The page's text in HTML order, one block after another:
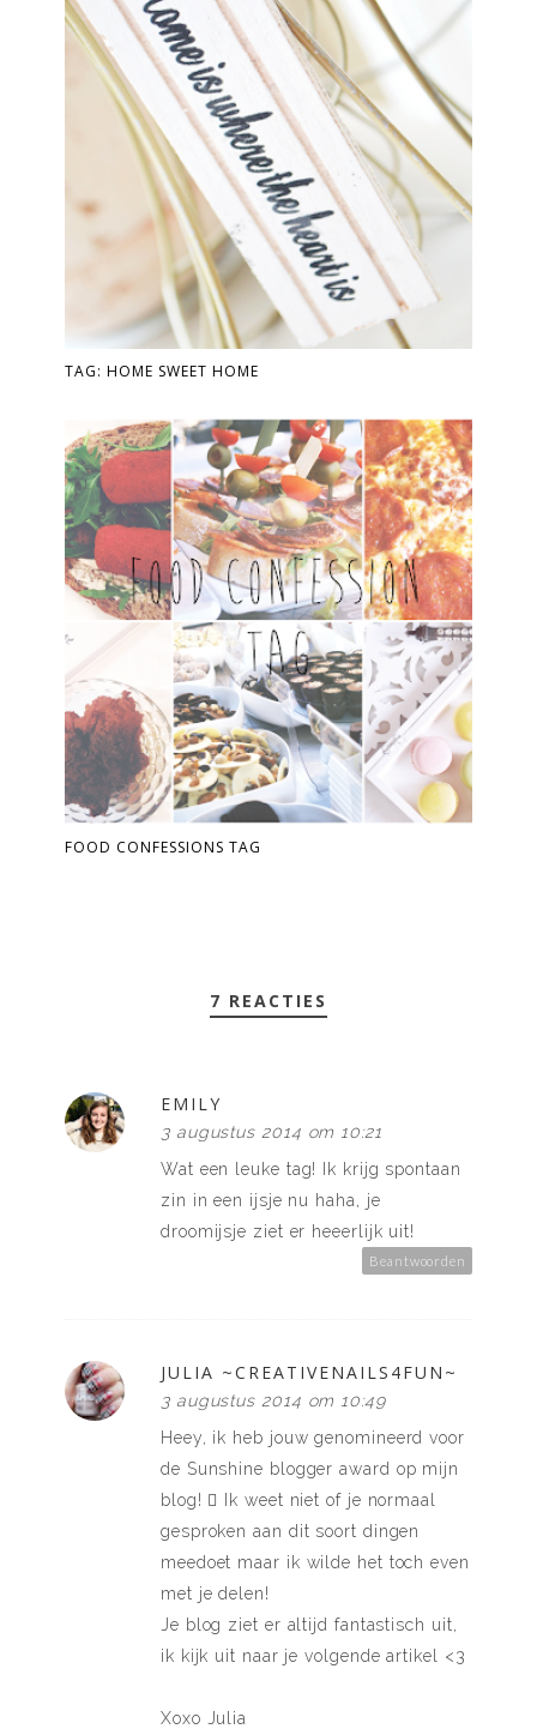
TAG: HOME SWEET HOME
FOOD CONFESSIONS TAG
7 REACTIES
EMILY
3 augustus 2014 om 10:21
Wat een leuke tag! Ik krijg spontaan
zin in een ijsje nu haha, je
droomijsje ziet er heeerlijk uit!
Beantwoorden
JULIA ~CREATIVENAILS4FUN~
3 augustus 2014 om 10:49
Heey, ik heb jouw genomineerd voor
de Sunshine blogger award op mijn
blog!  Ik weet niet of je normaal
gesproken aan dit soort dingen
meedoet maar ik wilde het toch even
met je delen!
Je blog ziet er altijd fantastisch uit,
ik kijk uit naar je volgende artikel <3
Xoxo Julia